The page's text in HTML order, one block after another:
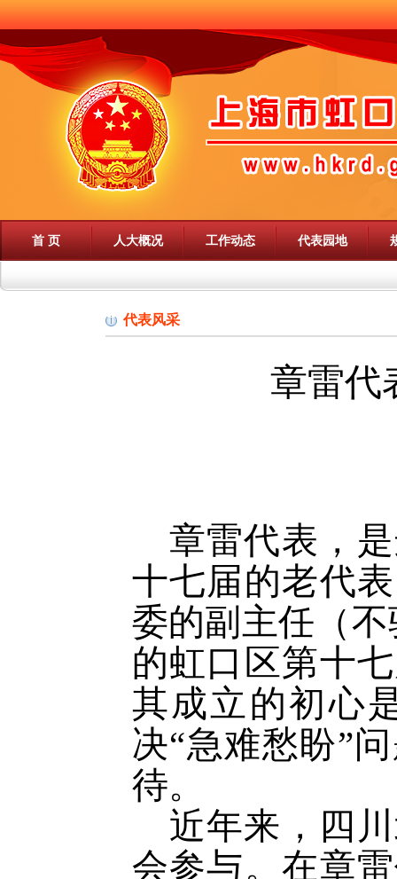
首 页 人大概况 工作动态 代表园地
代表风采
章雷代
章雷代表，
十七届的老代
委的副主任（
的虹口区第十
其成立的初心
决“急难愁盼”
待。
近年来，四
会参与。在章